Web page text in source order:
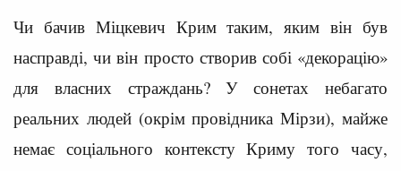
Чи бачив Міцкевич Крим таким, яким він був
насправді, чи він просто створив собі «декорацію»
для власних страждань? У сонетах небагато
реальних людей (окрім провідника Мірзи), майже
немає соціального контексту Криму того часу,